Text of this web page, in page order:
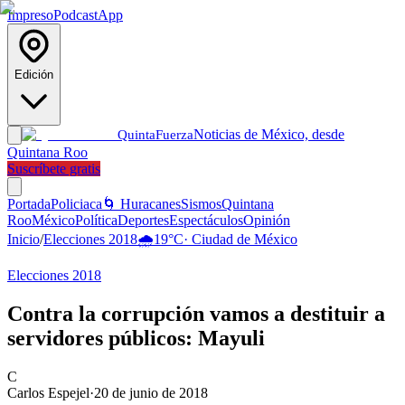
ImpresoPodcastApp
Edición
QuintaFuerzaNoticias de México, desde
Quintana Roo
Suscríbete gratis
PortadaPoliciaca 🌀 HuracanesSismosQuintana
RooMéxicoPolíticaDeportesEspectáculosOpinión
Inicio/Elecciones 2018🌧️19°C· Ciudad de México
Elecciones 2018
Contra la corrupción vamos a destituir a
servidores públicos: Mayuli
C
Carlos Espejel·20 de junio de 2018